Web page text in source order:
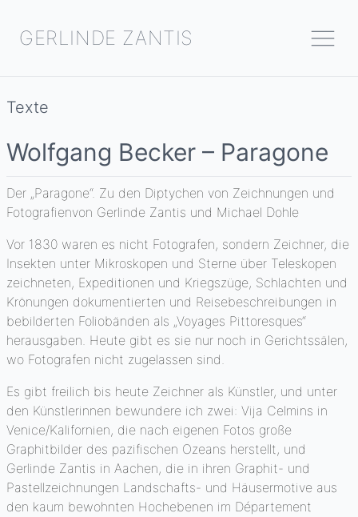
GERLINDE ZANTIS
Texte
Wolfgang Becker – Paragone
Der „Paragone“. Zu den Diptychen von Zeichnungen und
Fotografienvon Gerlinde Zantis und Michael Dohle
Vor 1830 waren es nicht Fotografen, sondern Zeichner, die
Insekten unter Mikroskopen und Sterne über Teleskopen
zeichneten, Expeditionen und Kriegszüge, Schlachten und
Krönungen dokumentierten und Reisebeschreibungen in
bebilderten Foliobänden als „Voyages Pittoresques“
herausgaben. Heute gibt es sie nur noch in Gerichtssälen,
wo Fotografen nicht zugelassen sind.
Es gibt freilich bis heute Zeichner als Künstler, und unter
den Künstlerinnen bewundere ich zwei: Vija Celmins in
Venice/Kalifornien, die nach eigenen Fotos große
Graphitbilder des pazifischen Ozeans herstellt, und
Gerlinde Zantis in Aachen, die in ihren Graphit- und
Pastellzeichnungen Landschafts- und Häusermotive aus
den kaum bewohnten Hochebenen im Département